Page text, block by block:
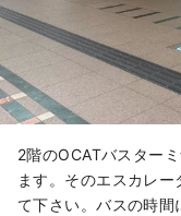
2階のOCATバスター
ます。そのエスカレ
て下さい。バスの時